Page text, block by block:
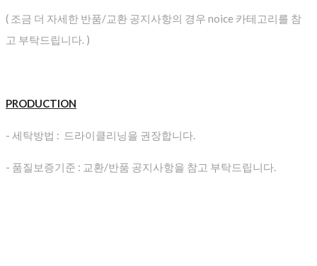
( 조금 더 자세한 반품/교환 공지사항의 경우 noice 카테고리를 참
고 부탁드립니다. )
PRODUCTION
- 세탁방법 : 드라이클리닝을 권장합니다.
- 품질보증기준 : 교환/반품 공지사항을 참고 부탁드립니다.